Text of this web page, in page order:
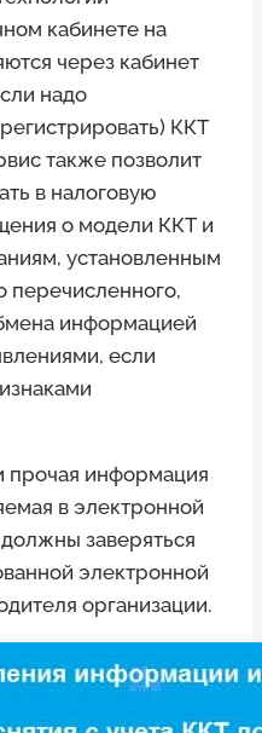
кабинете на
через кабинет
надо
ККТ
также позволит
в налоговую
о модели ККТ и
установленным
перечисленного,
информацией
если
информация
в электронной
заверяться
электронной
организации.